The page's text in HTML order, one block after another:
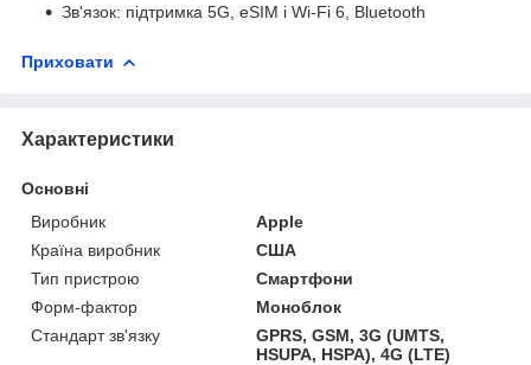
Зв'язок: підтримка 5G, eSIM і Wi-Fi 6, Bluetooth
Приховати
Характеристики
Основні
Виробник
Apple
Країна виробник
США
Тип пристрою
Смартфони
Форм-фактор
Моноблок
Стандарт зв'язку
GPRS, GSM, 3G (UMTS,
HSUPA, HSPA), 4G (LTE)